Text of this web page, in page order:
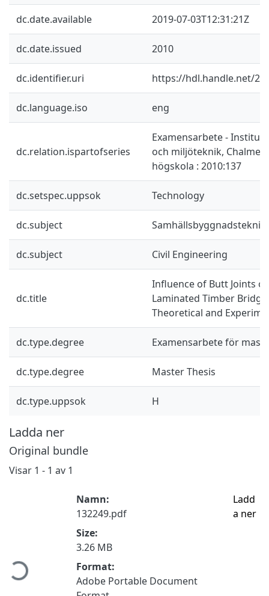
dc.date.available 2019-07-03T12:31:21Z
dc.date.issued 2010
dc.identifier.uri https://hdl.handle.net/
dc.language.iso eng
dc.relation.ispartofseries
Examensarbete -
och miljöteknik,
högskola : 2010:137
dc.setspec.uppsok Technology
dc.subject Samhällsbyggnadsteknik
dc.subject Civil Engineering
dc.title
Influence of Butt Joints
Laminated Timber Bridge
Theoretical and
dc.type.degree Examensarbete för
dc.type.degree Master Thesis
dc.type.uppsok H
Ladda ner
Original bundle
Visar 1 - 1 av 1
Hämtar...
Namn:
132249.pdf
Size:
3.26 MB
Format:
Adobe Portable Document
Ladd
a ner